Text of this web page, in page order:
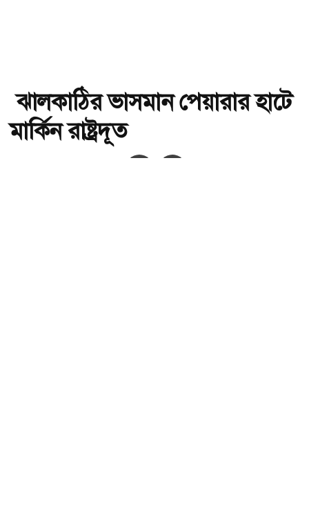
ঝালকাঠির ভাসমান পেয়ারার হাটে
মার্কিন রাষ্ট্রদূত